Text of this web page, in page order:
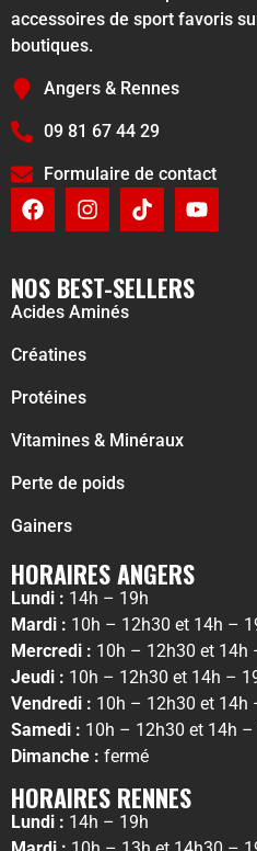
accessoires de sport favoris
boutiques.
Angers & Rennes
09 81 67 44 29
Formulaire de contact
NOS BEST-SELLERS
Acides Aminés
Créatines
Protéines
Vitamines & Minéraux
Perte de poids
Gainers
HORAIRES ANGERS
Lundi : 14h – 19h
Mardi : 10h – 12h30 et 14h –
Mercredi : 10h – 12h30 et 14h
Jeudi : 10h – 12h30 et 14h –
Vendredi : 10h – 12h30 et 14h
Samedi : 10h – 12h30 et 14h –
Dimanche : fermé
HORAIRES RENNES
Lundi : 14h – 19h